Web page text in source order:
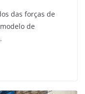
das forças de
de